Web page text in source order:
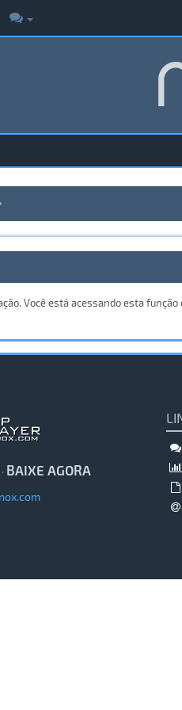
Você está acessando esta
· BAIXE AGORA